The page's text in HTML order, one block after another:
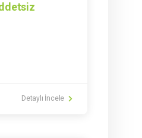
Detaylı İncele